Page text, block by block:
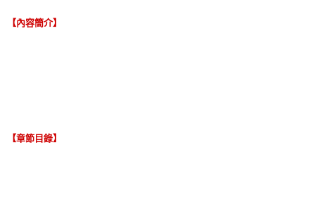
【內容簡介】
【章節目錄】